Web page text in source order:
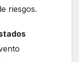
riesgos.